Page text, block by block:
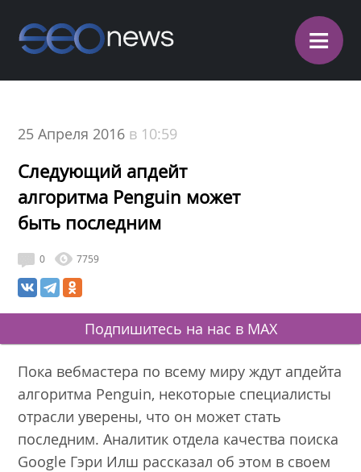
≡
25 Апреля 2016 в 10:59
Следующий апдейт
алгоритма Penguin может
быть последним
0 7759
Подпишитесь на нас в MAX
Пока вебмастера по всему миру ждут апдейта
алгоритма Penguin, некоторые специалисты
отрасли уверены, что он может стать
последним. Аналитик отдела качества поиска
Google Гэри Илш рассказал об этом в своем